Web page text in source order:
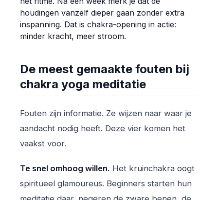
houdingen vanzelf dieper gaan zonder extra
inspanning. Dat is chakra-opening in actie:
minder kracht, meer stroom.
De meest gemaakte fouten bij
chakra yoga meditatie
Fouten zijn informatie. Ze wijzen naar waar je
aandacht nodig heeft. Deze vier komen het
vaakst voor.
Te snel omhoog willen. Het kruinchakra oogt
spiritueel glamoureus. Beginners starten hun